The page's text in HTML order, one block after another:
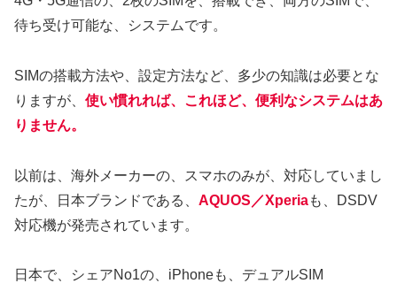
待ち受け可能な、システムです。
SIMの搭載方法や、設定方法など、多少の知識は必要とな
りますが、 使い慣れれば、これほど、便利なシステムはあ
りません。
以前は、海外メーカーの、スマホのみが、対応していまし
たが、日本ブランドである、 AQUOS／Xperiaも、DSDV
対応機が発売されています。
日本で、シェアNo1の、iPhoneも、デュアルSIM